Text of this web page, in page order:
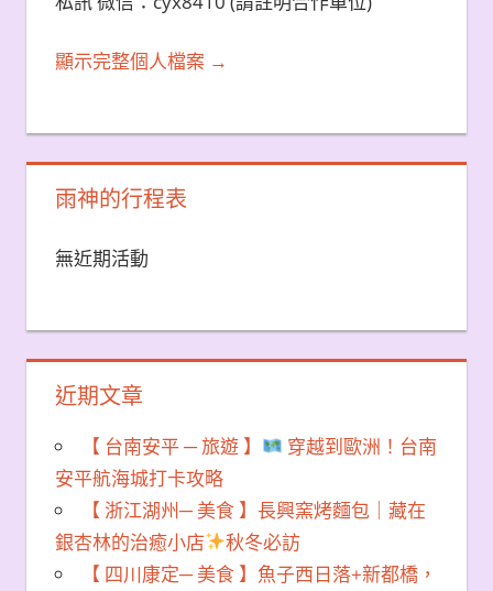
顯示完整個人檔案 →
雨神的行程表
無近期活動
近期文章
【 台南安平 ─ 旅遊 】
穿越到歐洲！台南
安平航海城打卡攻略
【 浙江湖州─ 美食 】長興窯烤麵包｜藏在
銀杏林的治癒小店
秋冬必訪
【 四川康定─ 美食 】魚子西日落+新都橋，